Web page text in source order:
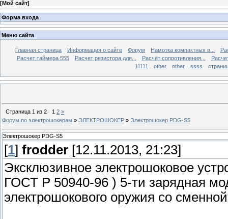
[Мой сайт]
Форма входа
Меню сайта
Главная страница Информация о сайте Форум Намотка компактных в...
Расчет таймера 555
Расчет резистора для... Расчёт сопротивления...
11111
other other ssss
Страница 1 из 2 1 2 »
Форум по электрошокерам » ЭЛЕКТРОШОКЕР » Электрошокер PDG-S5
Электрошокер PDG-S5
[1] frodder [12.11.2013, 21:23]
Эксклюзивное электрошоковое
ГОСТ P 50940-96 ) 5-ти зарядная
электрошокового оружия со